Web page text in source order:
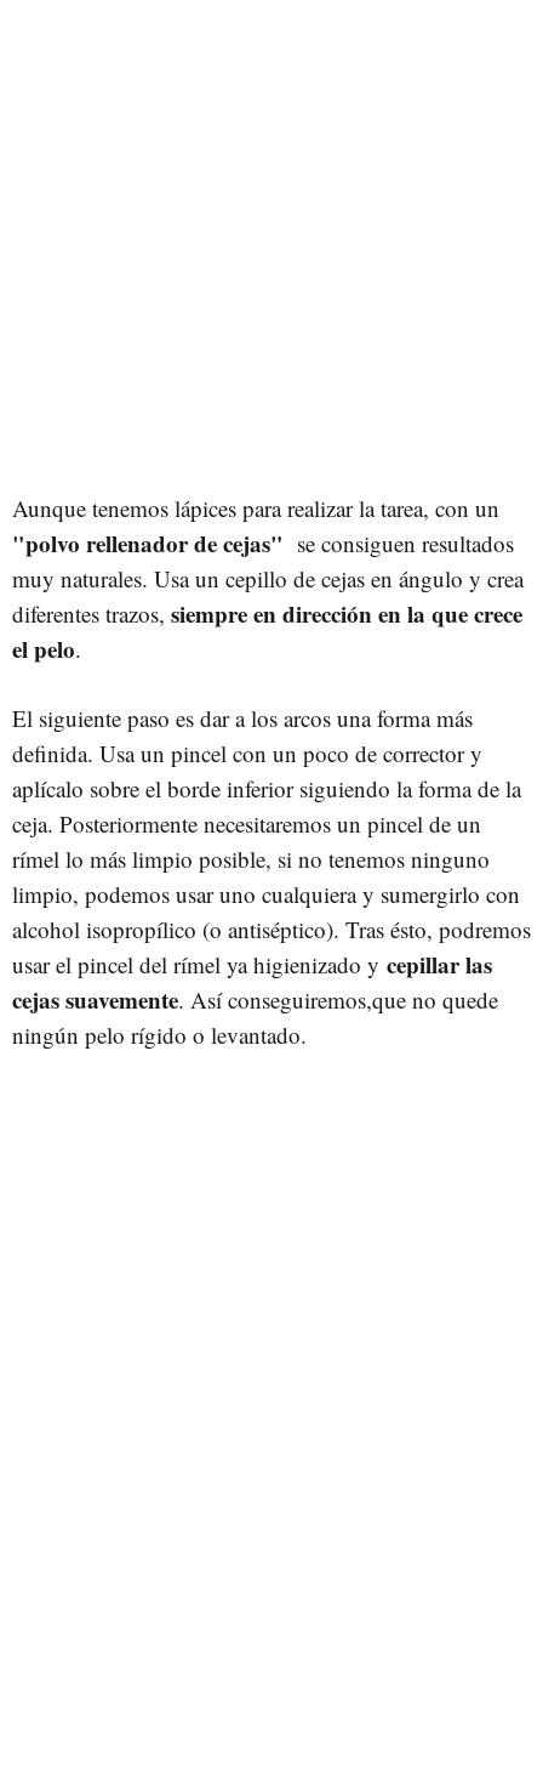
Aunque tenemos lápices para realizar la tarea, con un
"polvo rellenador de cejas" se consiguen resultados
muy naturales. Usa un cepillo de cejas en ángulo y crea
diferentes trazos, siempre en dirección en la que crece
el pelo.
El siguiente paso es dar a los arcos una forma más
definida. Usa un pincel con un poco de corrector y
aplícalo sobre el borde inferior siguiendo la forma de la
ceja. Posteriormente necesitaremos un pincel de un
rímel lo más limpio posible, si no tenemos ninguno
limpio, podemos usar uno cualquiera y sumergirlo con
alcohol isopropílico (o antiséptico). Tras ésto, podremos
usar el pincel del rímel ya higienizado y cepillar las
cejas suavemente. Así conseguiremos,que no quede
ningún pelo rígido o levantado.